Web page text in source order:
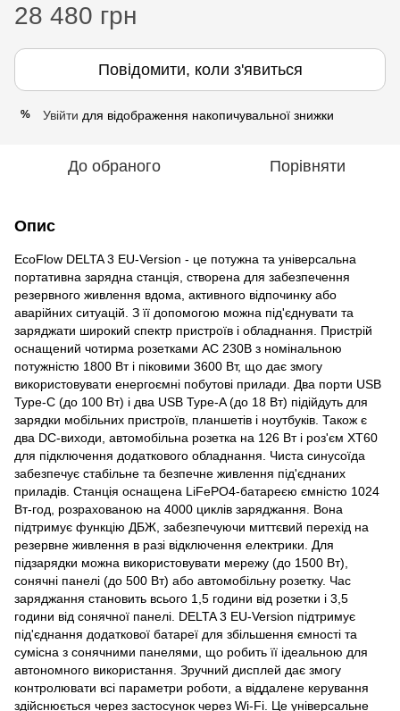
28 480 грн
Повідомити, коли з'явиться
% Увійти для відображення накопичувальної знижки
До обраного Порівняти
Опис
EcoFlow DELTA 3 EU-Version - це потужна та універсальна
портативна зарядна станція, створена для забезпечення
резервного живлення вдома, активного відпочинку або
аварійних ситуацій. З її допомогою можна під'єднувати та
заряджати широкий спектр пристроїв і обладнання. Пристрій
оснащений чотирма розетками AC 230В з номінальною
потужністю 1800 Вт і піковими 3600 Вт, що дає змогу
використовувати енергоємні побутові прилади. Два порти USB
Type-C (до 100 Вт) і два USB Type-A (до 18 Вт) підійдуть для
зарядки мобільних пристроїв, планшетів і ноутбуків. Також є
два DC-виходи, автомобільна розетка на 126 Вт і роз'єм XT60
для підключення додаткового обладнання. Чиста синусоїда
забезпечує стабільне та безпечне живлення під'єднаних
приладів. Станція оснащена LiFePO4-батареєю ємністю 1024
Вт-год, розрахованою на 4000 циклів заряджання. Вона
підтримує функцію ДБЖ, забезпечуючи миттєвий перехід на
резервне живлення в разі відключення електрики. Для
підзарядки можна використовувати мережу (до 1500 Вт),
сонячні панелі (до 500 Вт) або автомобільну розетку. Час
заряджання становить всього 1,5 години від розетки і 3,5
години від сонячної панелі. DELTA 3 EU-Version підтримує
під'єднання додаткової батареї для збільшення ємності та
сумісна з сонячними панелями, що робить її ідеальною для
автономного використання. Зручний дисплей дає змогу
контролювати всі параметри роботи, а віддалене керування
здійснюється через застосунок через Wi-Fi. Це універсальне